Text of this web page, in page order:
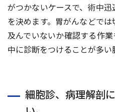
がつかないケースで、術中
を決めます。胃がんなどで
及んでいないか確認する作
中に診断をつけることが多い
細胞診、病理解剖